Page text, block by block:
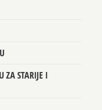
ZA STARIJE I